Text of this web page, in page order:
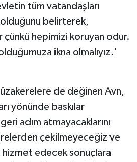
tüm vatandaşları
belirterek,
hepimizi koruyan odur.
ikna olmalıyız.'
de değinen Avn,
yönünde baskılar
adım atmayacaklarını
çekilmeyeceğiz ve
hizmet edecek sonuçlara